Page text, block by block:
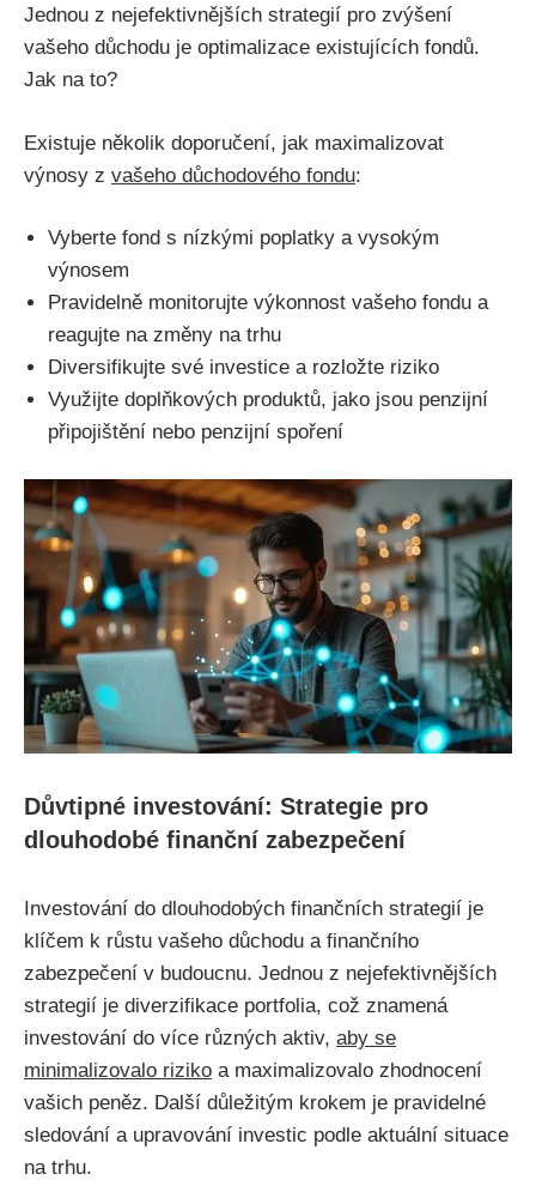
Jednou z nejefektivnějších strategií pro zvýšení
vašeho důchodu je optimalizace existujících fondů.
Jak na to?
Existuje několik doporučení, jak maximalizovat
výnosy z vašeho důchodového fondu:
Vyberte fond s nízkými poplatky a vysokým
výnosem
Pravidelně monitorujte výkonnost vašeho fondu a
reagujte na změny na trhu
Diversifikujte své investice a rozložte riziko
Využijte doplňkových produktů, jako jsou penzijní
připojištění nebo penzijní spoření
Důvtipné investování: Strategie pro
dlouhodobé finanční zabezpečení
Investování do dlouhodobých finančních strategií je
klíčem k růstu vašeho důchodu a finančního
zabezpečení v budoucnu. Jednou z nejefektivnějších
strategií je diverzifikace portfolia, což znamená
investování do více různých aktiv, aby se
minimalizovalo riziko a maximalizovalo zhodnocení
vašich peněz. Další důležitým krokem je pravidelné
sledování a upravování investic podle aktuální situace
na trhu.